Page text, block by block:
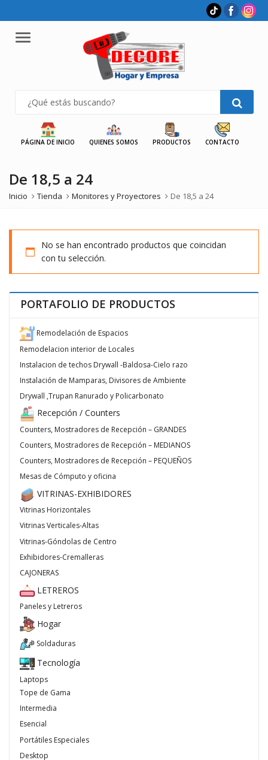
Menu
PÁGINA DE INICIO QUIENES SOMOS PRODUCTOS CONTACTO
De 18,5 a 24
Inicio Tienda Monitores y Proyectores De 18,5 a 24
No se han encontrado productos que coincidan
con tu selección.
PORTAFOLIO DE PRODUCTOS
Remodelación de Espacios
Remodelacion interior de Locales
Instalacion de techos Drywall -Baldosa-Cielo razo
Instalación de Mamparas, Divisores de Ambiente
Drywall ,Trupan Ranurado y Policarbonato
Recepción / Counters
Counters, Mostradores de Recepción – GRANDES
Counters, Mostradores de Recepción – MEDIANOS
Counters, Mostradores de Recepción – PEQUEÑOS
Mesas de Cómputo y oficina
VITRINAS-EXHIBIDORES
Vitrinas Horizontales
Vitrinas Verticales-Altas
Vitrinas-Góndolas de Centro
Exhibidores-Cremalleras
CAJONERAS
LETREROS
Paneles y Letreros
Hogar
Soldaduras
Tecnología
Laptops
Tope de Gama
Intermedia
Esencial
Portátiles Especiales
Desktop